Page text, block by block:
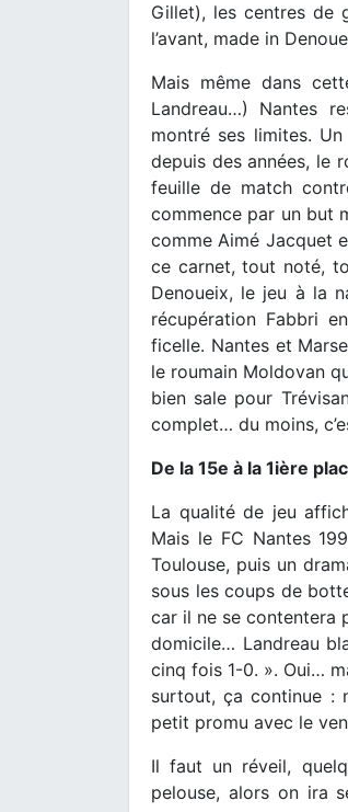
Gillet), les centres de
l’avant, made in
Mais même dans
Landreau…) Nantes
montré ses limites.
depuis des années, le
feuille de match
commence par un but
comme Aimé Jacquet
ce carnet, tout noté,
Denoueix, le jeu à la
récupération Fabbri
ficelle. Nantes et
le roumain Moldovan
bien sale pour
complet… du moins,
De la 15e à la 1ière
La qualité de jeu
Mais le FC Nantes
Toulouse, puis un
sous les coups de
car il ne se contentera
domicile… Landreau
cinq fois 1-0. ». Oui…
surtout, ça continue :
petit promu avec le
Il faut un réveil,
pelouse, alors on ira